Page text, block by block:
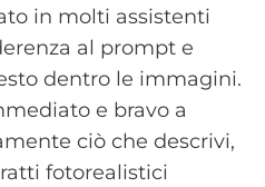
in molti assistenti
al prompt e
dentro le immagini.
e bravo a
ciò che descrivi,
fotorealistici